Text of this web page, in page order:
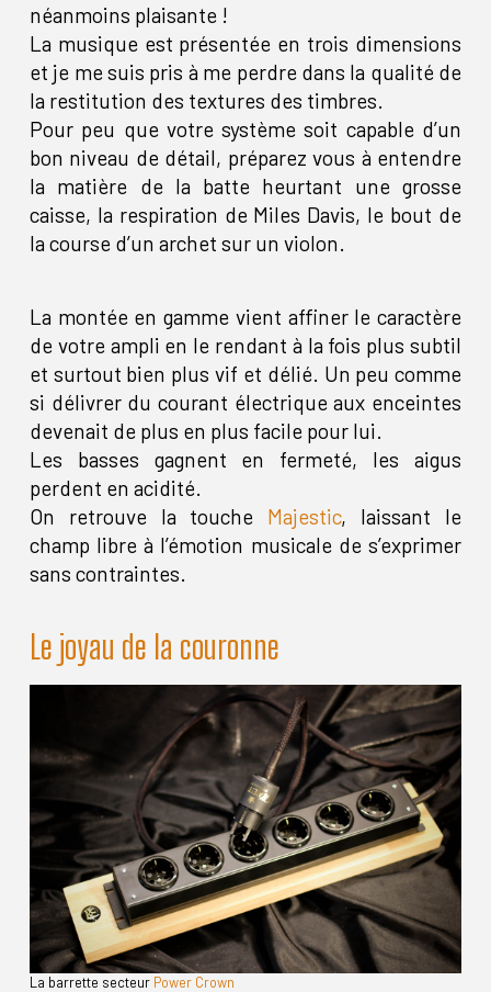
néanmoins plaisante !
La musique est présentée en trois dimensions
et je me suis pris à me perdre dans la qualité de
la restitution des textures des timbres.
Pour peu que votre système soit capable d’un
bon niveau de détail, préparez vous à entendre
la matière de la batte heurtant une grosse
caisse, la respiration de Miles Davis, le bout de
la course d’un archet sur un violon.
La montée en gamme vient affiner le caractère
de votre ampli en le rendant à la fois plus subtil
et surtout bien plus vif et délié. Un peu comme
si délivrer du courant électrique aux enceintes
devenait de plus en plus facile pour lui.
Les basses gagnent en fermeté, les aigus
perdent en acidité.
On retrouve la touche Majestic, laissant le
champ libre à l’émotion musicale de s’exprimer
sans contraintes.
Le joyau de la couronne
La barrette secteur Power Crown